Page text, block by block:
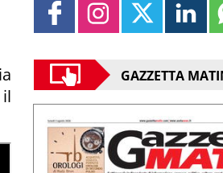
GAZZETTA